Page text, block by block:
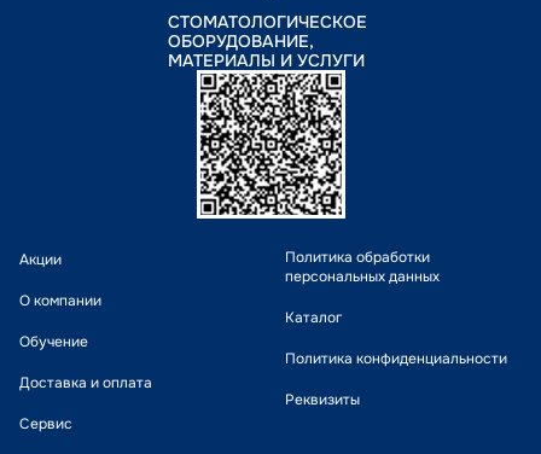
СТОМАТОЛОГИЧЕСКОЕ
ОБОРУДОВАНИЕ,
МАТЕРИАЛЫ И УСЛУГИ
Акции
О компании
Обучение
Доставка и оплата
Сервис
Политика обработки
персональных данных
Каталог
Политика конфиденциальности
Реквизиты